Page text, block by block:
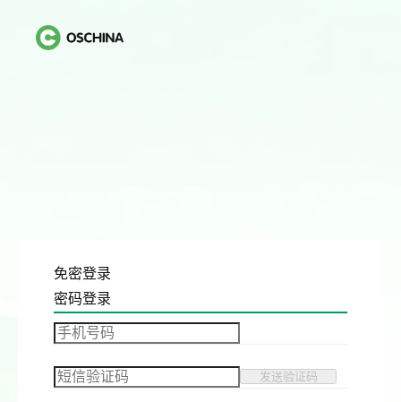
免密登录
密码登录
发送验证码